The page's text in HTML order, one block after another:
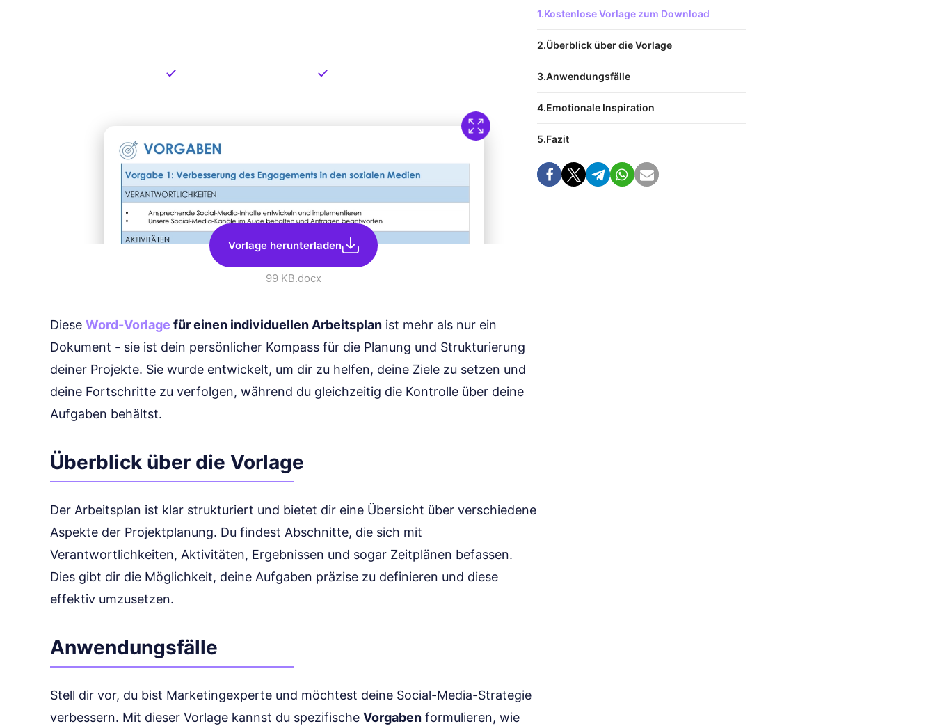
Vorlage herunterladen
99 KB.docx
Diese Word-Vorlage für einen individuellen Arbeitsplan ist mehr als nur ein
Dokument - sie ist dein persönlicher Kompass für die Planung und Strukturierung
deiner Projekte. Sie wurde entwickelt, um dir zu helfen, deine Ziele zu setzen und
deine Fortschritte zu verfolgen, während du gleichzeitig die Kontrolle über deine
Aufgaben behältst.
Überblick über die Vorlage
Der Arbeitsplan ist klar strukturiert und bietet dir eine Übersicht über verschiedene
Aspekte der Projektplanung. Du findest Abschnitte, die sich mit
Verantwortlichkeiten, Aktivitäten, Ergebnissen und sogar Zeitplänen befassen.
Dies gibt dir die Möglichkeit, deine Aufgaben präzise zu definieren und diese
effektiv umzusetzen.
Anwendungsfälle
Stell dir vor, du bist Marketingexperte und möchtest deine Social-Media-Strategie
verbessern. Mit dieser Vorlage kannst du spezifische Vorgaben formulieren, wie
Kostenlose Vorlage zum Download
Überblick über die Vorlage
Anwendungsfälle
Emotionale Inspiration
Fazit